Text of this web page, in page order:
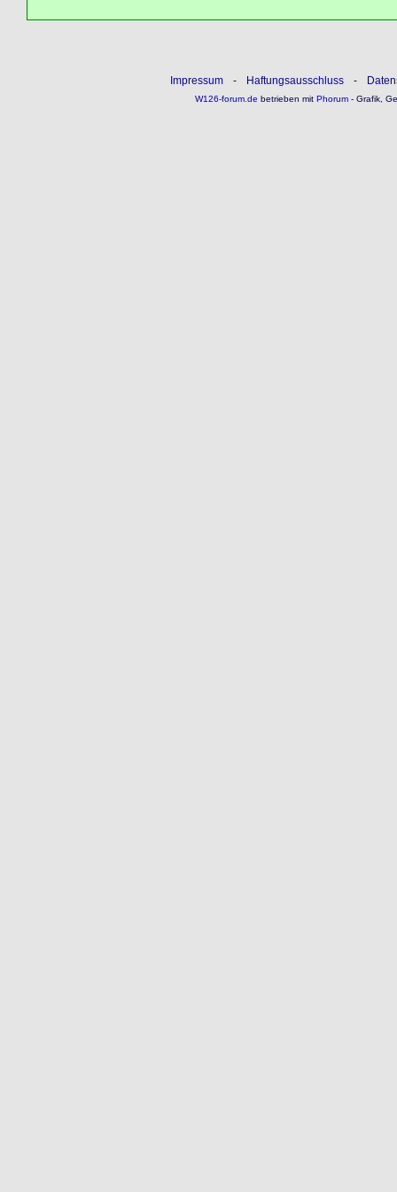
Impressum - Haftungsausschluss -
W126-forum.de betrieben mitPhorum- Grafik,